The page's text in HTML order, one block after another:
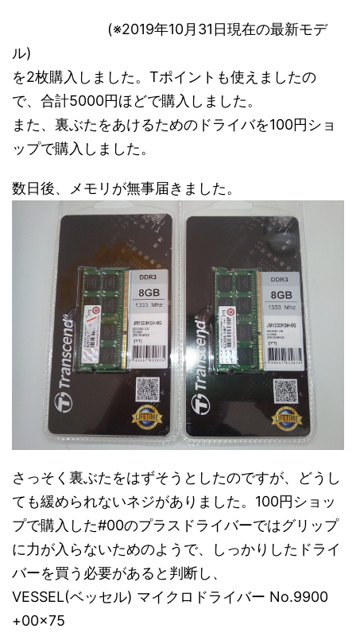
(※2019年10月31日現在の最新モデ
ル)
を2枚購入しました。Tポイントも使えましたの
で、合計5000円ほどで購入しました。
また、裏ぶたをあけるためのドライバを100円ショ
ップで購入しました。
数日後、メモリが無事届きました。
さっそく裏ぶたをはずそうとしたのですが、どうし
ても緩められないネジがありました。100円ショッ
プで購入した#00のプラスドライバーではグリップ
に力が入らないためのようで、しっかりしたドライ
バーを買う必要があると判断し、
VESSEL(ベッセル) マイクロドライバー No.9900
+00×75